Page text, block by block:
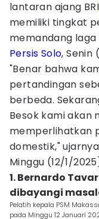
lantaran ajang BRI
memiliki tingkat
memandang
Persis Solo, Senin
"Benar bahwa
pertandingan
berbeda.
Besok kami akan
memperlihatkan
domestik,"
Minggu (12/1/
1. Bernardo
dibayangi
Pelatih kepala PSM
pada Minggu 12 Januari